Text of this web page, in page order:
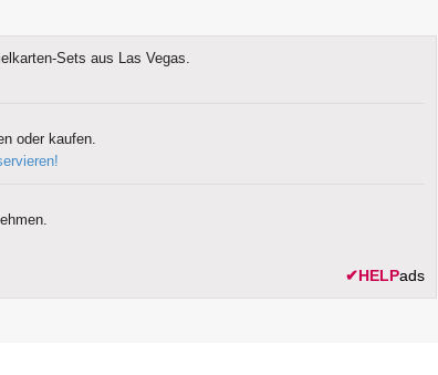
Sets aus Las Vegas.
oder kaufen.
✔HELPads